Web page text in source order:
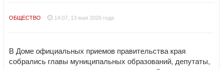
ОБЩЕСТВО 14:07, 13 мая 2026 года
В Доме официальных приемов правительства края
собрались главы муниципальных образований, депутаты,